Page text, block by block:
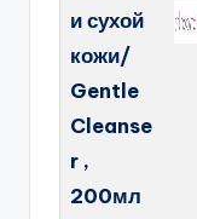
и сухой
кожи/
Gentle
Cleanse
r ,
200мл